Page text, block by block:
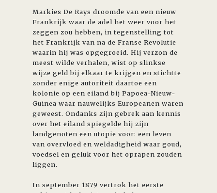
Markies De Rays droomde van een nieuw
Frankrijk waar de adel het weer voor het
zeggen zou hebben, in tegenstelling tot
het Frankrijk van na de Franse Revolutie
waarin hij was opgegroeid. Hij verzon de
meest wilde verhalen, wist op slinkse
wijze geld bij elkaar te krijgen en stichtte
zonder enige autoriteit daartoe een
kolonie op een eiland bij Papoea-Nieuw-
Guinea waar nauwelijks Europeanen waren
geweest. Ondanks zijn gebrek aan kennis
over het eiland spiegelde hij zijn
landgenoten een utopie voor: een leven
van overvloed en weldadigheid waar goud,
voedsel en geluk voor het oprapen zouden
liggen.
In september 1879 vertrok het eerste